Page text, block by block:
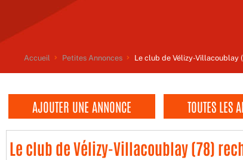
Accueil Petites Annonces Le club de Vélizy-Villacoublay
AJOUTER UNE ANNONCE TOUTES LES
Le club de Vélizy-Villacoublay (78)